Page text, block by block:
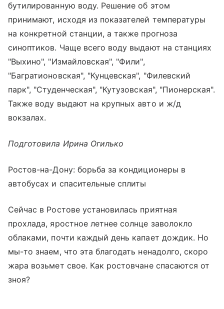
бутилированную воду. Решение об этом
принимают, исходя из показателей температуры
на конкретной станции, а также прогноза
синоптиков. Чаще всего воду выдают на станциях
"Выхино", "Измайловская", "Фили",
"Багратионовская", "Кунцевская", "Филевский
парк", "Студенческая", "Кутузовская", "Пионерская".
Также воду выдают на крупных авто и ж/д
вокзалах.
Подготовила Ирина Огилько
Ростов-на-Дону: борьба за кондиционеры в
автобусах и спасительные сплиты
Сейчас в Ростове установилась приятная
прохлада, яростное летнее солнце заволокло
облаками, почти каждый день капает дождик. Но
мы-то знаем, что эта благодать ненадолго, скоро
жара возьмет свое. Как ростовчане спасаются от
зноя?